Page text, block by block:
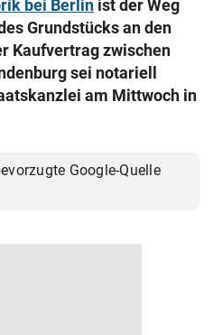
KG 2026
bei Berlin ist der Weg
Grundstücks an den
Kaufvertrag zwischen
sei notariell
am Mittwoch in
Google-Quelle